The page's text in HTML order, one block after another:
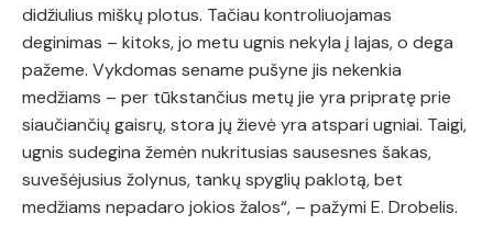
didžiulius miškų plotus. Tačiau kontroliuojamas
deginimas – kitoks, jo metu ugnis nekyla į lajas, o dega
pažeme. Vykdomas sename pušyne jis nekenkia
medžiams – per tūkstančius metų jie yra pripratę prie
siaučiančių gaisrų, stora jų žievė yra atspari ugniai. Taigi,
ugnis sudegina žemėn nukritusias sausesnes šakas,
suvešėjusius žolynus, tankų spyglių paklotą, bet
medžiams nepadaro jokios žalos“, – pažymi E. Drobelis.